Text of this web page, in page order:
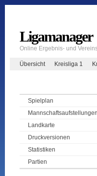
Ligamanager
Online Ergebnis- und
Übersicht Kreisliga 1
Spielplan
Mannschaftsaufstellungen
Landkarte
Druckversionen
Statistiken
Partien